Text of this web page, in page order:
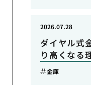
ダイヤル式
り高くなる
2026.07.28
金庫